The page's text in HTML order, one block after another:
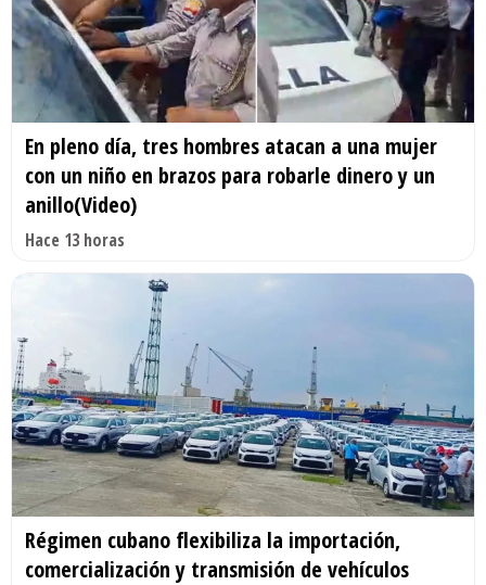
En pleno día, tres hombres atacan a una mujer
con un niño en brazos para robarle dinero y un
anillo(Video)
Hace 13 horas
Régimen cubano flexibiliza la importación,
comercialización y transmisión de vehículos